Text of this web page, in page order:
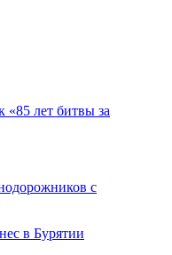
«85 лет битвы за
с
в Бурятии